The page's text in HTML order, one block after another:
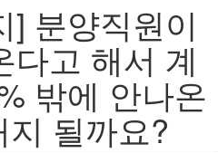
] 분양직원이
다고 해서 계
밖에 안나온
될까요?